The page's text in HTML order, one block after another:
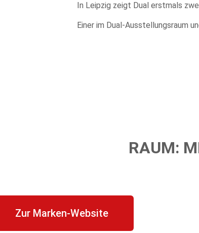
In Leipzig zeigt Dual erstmals
Einer im Dual-Ausstellungsraum
RAUM:
Zur Marken-Website